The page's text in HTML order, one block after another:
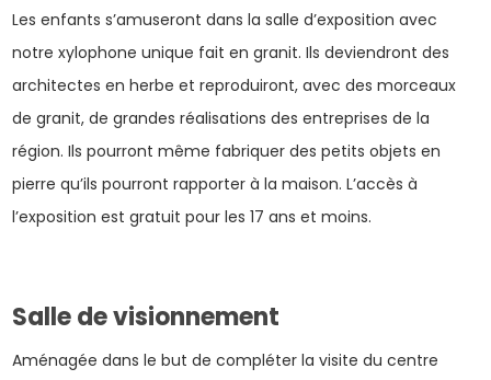
Les enfants s’amuseront dans la salle d’exposition avec
notre xylophone unique fait en granit. Ils deviendront des
architectes en herbe et reproduiront, avec des morceaux
de granit, de grandes réalisations des entreprises de la
région. Ils pourront même fabriquer des petits objets en
pierre qu’ils pourront rapporter à la maison. L’accès à
l’exposition est gratuit pour les 17 ans et moins.
Salle de visionnement
Aménagée dans le but de compléter la visite du centre